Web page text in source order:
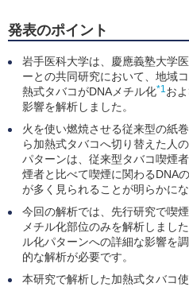
発表のポイント
岩手医科大学は、慶應義塾大学
ーとの共同研究において、地域
熱式タバコがDNAメチル化*1お
影響を解析しました。
火を使い燃焼させる従来型の紙
ら加熱式タバコへ切り替えた人
パターンは、従来型タバコ喫煙
煙者と比べて喫煙に関わるDNA
が多く見られることが明らかにな
今回の解析では、先行研究で喫
メチル化部位のみを解析しまし
ル化パターンへの詳細な影響を
的な解析が必要です。
本研究で解析した加熱式タバコ